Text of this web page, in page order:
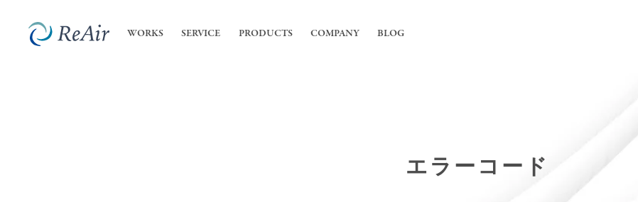
WORKS SERVICE
業務用エアコンの入れ替えや新規設置工事
PRODUCTS COMPANY BLOG
エラーコード